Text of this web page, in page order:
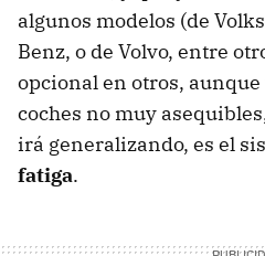
algunos modelos (de
Benz, o de Volvo, entre
opcional en otros,
coches no muy
irá generalizando, es el
fatiga.